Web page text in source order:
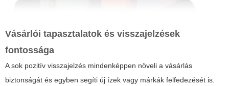
Vásárlói tapasztalatok és visszajelzések
fontossága
A sok pozitív visszajelzés mindenképpen növeli a vásárlás
biztonságát és egyben segíti új ízek vagy márkák felfedezését is.